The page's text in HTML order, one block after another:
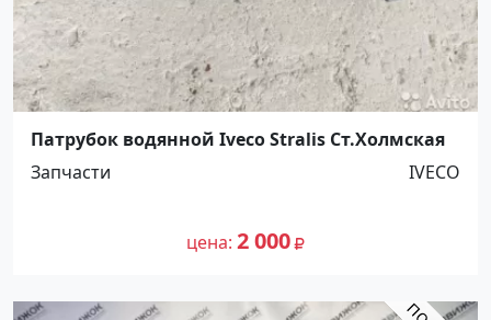
Патрубок водянной Iveco Stralis Ст.Холмская
Запчасти
IVECO
цена 2 000